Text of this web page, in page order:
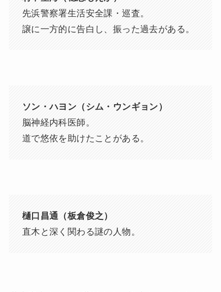
先浜警察署生活安全課・巡査。
譲に一方的に告白し、振った過去がある。
ソン・ハヨン（シム・ウンギョン）
脳神経内科医師。
道で悠依を助けたことがある。
樋口昌通（板倉俊之）
直木と深く関わる謎の人物。